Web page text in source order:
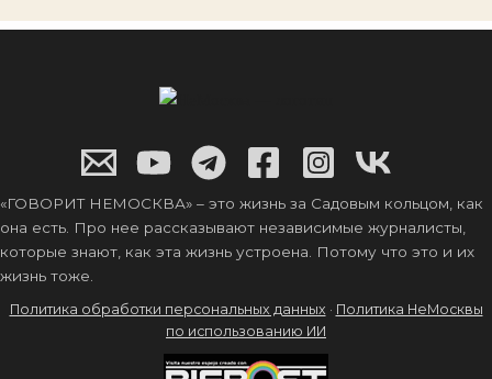
«ГОВОРИТ НЕМОСКВА» – это жизнь за Садовым кольцом, как
она есть. Про нее рассказывают независимые журналисты,
которые знают, как эта жизнь устроена. Потому что это и их
жизнь тоже.
Политика обработки персональных данных · Политика НеМосквы
по использованию ИИ